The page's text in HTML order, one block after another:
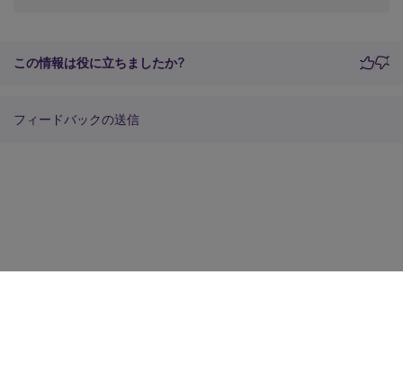
この情報は役に立ちましたか?
フィードバックの送信